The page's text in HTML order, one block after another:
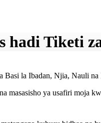
hadi Tiketi
Basi la Ibadan, Njia, Nauli na
masasisho ya usafiri moja